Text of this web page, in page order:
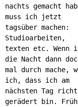
nachts gemacht
muss ich jetzt
tagsüber machen:
Studioarbeiten,
texten etc. Wenn
die Nacht dann
mal durch mache,
ich, dass ich am
nächsten Tag
gerädert bin.